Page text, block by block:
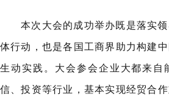
本次大会的成功举办既是落实
体行动，也是各国工商界助力构建
生动实践。大会参会企业大都来自
信、投资等行业，基本实现经贸合